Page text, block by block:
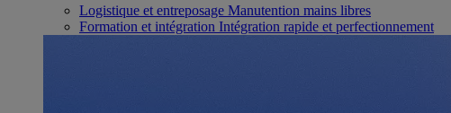
Logistique et entreposage Manutention mains libres
Formation et intégration Intégration rapide et perfectionnement